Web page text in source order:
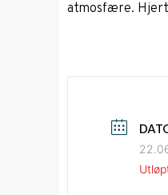
atmosfære.